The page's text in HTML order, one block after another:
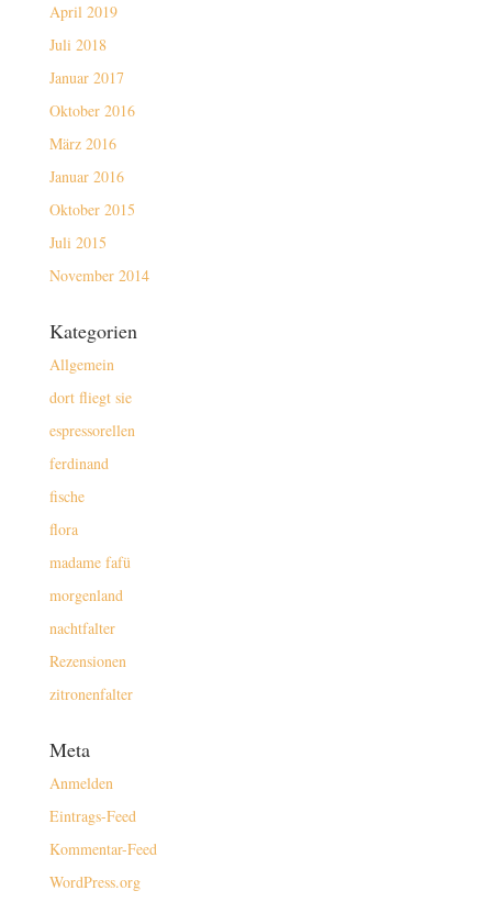
April 2019
Juli 2018
Januar 2017
Oktober 2016
März 2016
Januar 2016
Oktober 2015
Juli 2015
November 2014
Kategorien
Allgemein
dort fliegt sie
espressorellen
ferdinand
fische
flora
madame fafü
morgenland
nachtfalter
Rezensionen
zitronenfalter
Meta
Anmelden
Eintrags-Feed
Kommentar-Feed
WordPress.org